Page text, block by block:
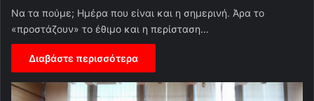
Να τα πούμε; Ημέρα που είναι και η σημερινή. Άρα το
«προστάζουν» το έθιμο και η περίσταση…
Διαβάστε περισσότερα